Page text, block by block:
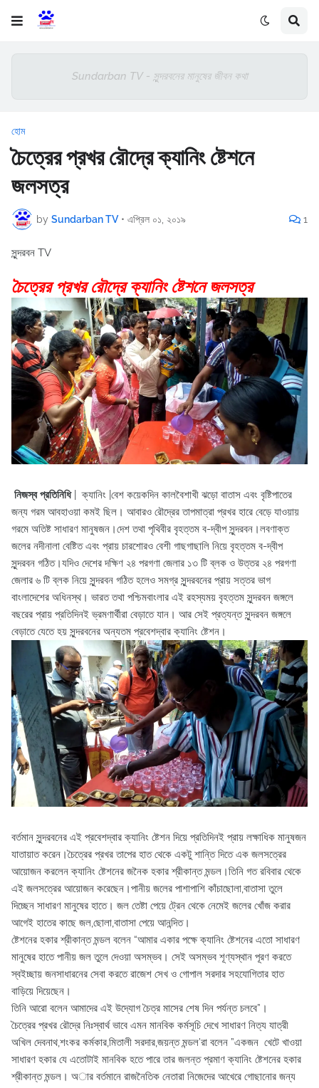
Sundarban TV - সুন্দরবনের মানুষের জীবন কথা
হোম
চৈত্রের প্রখর রৌদ্রে ক্যানিং ষ্টেশনে
জলসত্র
by Sundarban TV • এপ্রিল ০১, ২০১৯ 1
সুন্দরবন TV
চৈত্রের প্রখর রৌদ্রে ক্যানিং ষ্টেশনে জলসত্র
নিজস্ব প্রতিনিধি| ক্যানিং |বেশ কয়েকদিন কালবৈশাখী ঝড়ো বাতাস এবং বৃষ্টিপাতের
জন্য গরম আবহাওয়া কমই ছিল। আবারও রৌদ্রের তাপমাত্রা প্রখর হারে বেড়ে যাওয়ায়
গরমে অতিষ্ট সাধারণ মানুষজন।দেশ তথা পৃথিবীর বৃহত্তম ব-দ্বীপ সুন্দরবন।লবণাক্ত
জলের নদীনালা বেষ্টিত এবং প্রায় চারশোরও বেশী গাছগাছালি নিয়ে বৃহত্তম ব-দ্বীপ
সুন্দরবন গঠিত।যদিও দেশের দক্ষিণ ২৪ পরগণা জেলার ১৩ টি ব্লক ও উত্তর ২৪ পরগণা
জেলার ৬ টি ব্লক নিয়ে সুন্দরবন গঠিত হলেও সমগ্র সুন্দরবনের প্রায় সত্তর ভাগ
বাংলাদেশের অধিনস্থ। ভারত তথা পশ্চিমবাংলার এই রহস্যময় বৃহত্তম সুন্দরবন জঙ্গলে
বছরের প্রায় প্রতিদিনই ভ্রমণার্থীরা বেড়াতে যান। আর সেই প্রত্যন্ত সুন্দরবন জঙ্গলে
বেড়াতে যেতে হয় সুন্দরবনের অন্যতম প্রবেশদ্বার ক্যানিং ষ্টেশন।
বর্তমান সুন্দরবনের এই প্রবেশদ্বার ক্যানিং ষ্টেশন দিয়ে প্রতিদিনই প্রায় লক্ষাধিক মানুষজন
যাতায়াত করেন।চৈত্রের প্রখর তাপের হাত থেকে একটু শান্তি দিতে এক জলসত্রের
আয়োজন করলেন ক্যানিং ষ্টেশনের জনৈক হকার শ্রীকান্ত মন্ডল।তিনি গত রবিবার থেকে
এই জলসত্রের আয়োজন করেছেন।পানীয় জলের পাশাপাশি কাঁচাছোলা,বাতাসা তুলে
দিচ্ছেন সাধারণ মানুষের হাতে। জল তেষ্টা পেয়ে ট্রেন থেকে নেমেই জলের খোঁজ করার
আগেই হাতের কাছে জল,ছোলা,বাতাসা পেয়ে আনন্দিত।
ষ্টেশনের হকার শ্রীকান্ত মন্ডল বলেন “আমার একার পক্ষে ক্যানিং ষ্টেশনের এতো সাধারণ
মানুষের হাতে পানীয় জল তুলে দেওয়া অসম্ভব। সেই অসম্ভব শূণ্যস্থান পূরণ করতে
স্বইচ্ছায় জনসাধারনের সেবা করতে রাজেশ সেখ ও গোপাল সরদার সহযোগিতার হাত
বাড়িয়ে দিয়েছেন।
তিনি আরো বলেন আমাদের এই উদ্যোগ চৈত্র মাসের শেষ দিন পর্যন্ত চলবে”।
চৈত্রের প্রখর রৌদ্রে নিঃস্বার্থ ভাবে এমন মানবিক কর্মসূচি দেখে সাধারণ নিত্য যাত্রী
অখিল দেবনাথ,শংকর কর্মকার,মিতালী সরদার,জয়ন্ত মন্ডল’রা বলেন ”একজন খেটে খাওয়া
সাধারণ হকার যে এতোটাই মানবিক হতে পারে তার জলন্ত প্রমাণ ক্যানিং ষ্টেশনের হকার
শ্রীকান্ত মন্ডল। অার বর্তমানে রাজনৈতিক নেতারা নিজেদের আখেরে গোছানোর জন্য